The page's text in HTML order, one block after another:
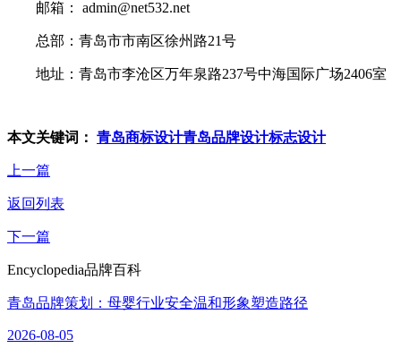
邮箱： admin@net532.net
总部：青岛市市南区徐州路21号
地址：青岛市李沧区万年泉路237号中海国际广场2406室
本文关键词： 青岛商标设计青岛品牌设计标志设计
上一篇
返回列表
下一篇
Encyclopedia品牌百科
青岛品牌策划：母婴行业安全温和形象塑造路径
2026-08-05